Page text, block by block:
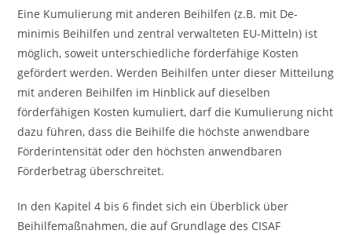
Eine Kumulierung mit anderen Beihilfen (z.B. mit De-
minimis Beihilfen und zentral verwalteten EU-Mitteln) ist
möglich, soweit unterschiedliche förderfähige Kosten
gefördert werden. Werden Beihilfen unter dieser Mitteilung
mit anderen Beihilfen im Hinblick auf dieselben
förderfähigen Kosten kumuliert, darf die Kumulierung nicht
dazu führen, dass die Beihilfe die höchste anwendbare
Förderintensität oder den höchsten anwendbaren
Förderbetrag überschreitet.
In den Kapitel 4 bis 6 findet sich ein Überblick über
Beihilfemaßnahmen, die auf Grundlage des CISAF